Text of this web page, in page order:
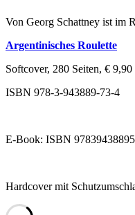
Von Georg Schattney ist im
Argentinisches Roulette
Softcover, 280 Seiten, € 9,90
ISBN 978-3-943889-73-4
E-Book: ISBN
Hardcover mit